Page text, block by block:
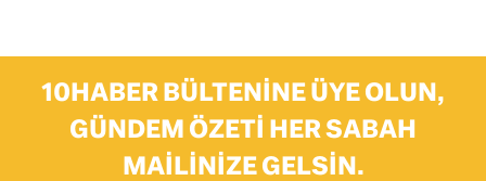
10HABER BÜLTENINE ÜYE OLUN,
GÜNDEM ÖZETI HER SABAH
MAILINIZE GELSIN.